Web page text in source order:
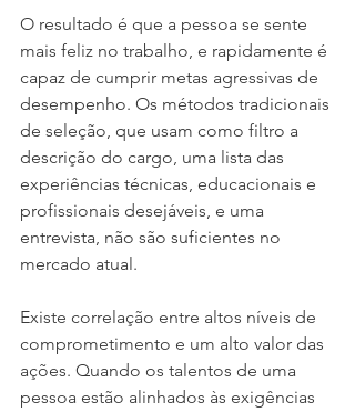
O resultado é que a pessoa se sente
mais feliz no trabalho, e rapidamente é
capaz de cumprir metas agressivas de
desempenho. Os métodos tradicionais
de seleção, que usam como filtro a
descrição do cargo, uma lista das
experiências técnicas, educacionais e
profissionais desejáveis, e uma
entrevista, não são suficientes no
mercado atual.
Existe correlação entre altos níveis de
comprometimento e um alto valor das
ações. Quando os talentos de uma
pessoa estão alinhados às exigências